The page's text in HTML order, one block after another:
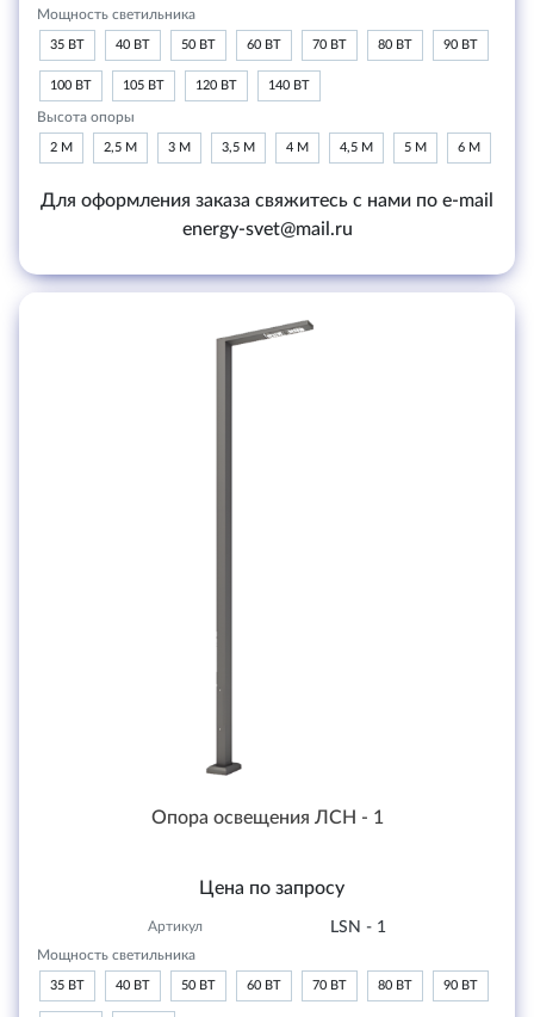
Мощность светильника
35 ВТ 40 ВТ 50 ВТ 60 ВТ 70 ВТ 80 ВТ 90 ВТ
100 ВТ 105 ВТ 120 ВТ 140 ВТ
Высота опоры
2 М 2,5 М 3 М 3,5 М 4 М 4,5 М 5 М 6 М
Для оформления заказа свяжитесь с нами по e-mail
energy-svet@mail.ru
Опора освещения ЛСН - 1
Цена по запросу
Артикул LSN - 1
Мощность светильника
35 ВТ 40 ВТ 50 ВТ 60 ВТ 70 ВТ 80 ВТ 90 ВТ